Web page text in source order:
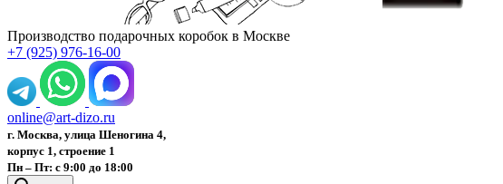
Производство подарочных коробок в Москве
+7 (925) 976-16-00
online@art-dizo.ru
г. Москва, улица Шеногина 4,
корпус 1, строение 1
Пн – Пт: с 9:00 до 18:00